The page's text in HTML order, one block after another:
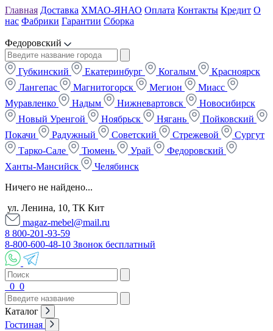
Главная Доставка ХМАО-ЯНАО Оплата Контакты Кредит О
нас Фабрики Гарантии Сборка
Федоровский
Губкинский Екатеринбург Когалым
Красноярск
Лангепас
Магнитогорск Мегион
Миасс
Муравленко
Надым Нижневартовск
Новосибирск
Новый Уренгой
Ноябрьск Нягань
Пойковский
Покачи
Радужный Советский Стрежевой
Сургут
Тарко-Сале
Тюмень Урай
Федоровский
Ханты-Мансийск
Челябинск
Ничего не найдено...
ул. Ленина, 10, ТК Кит
magaz-mebel@mail.ru
8 800-201-93-59
8-800-600-48-10 Звонок бесплатный
0 0
Каталог
Гостиная